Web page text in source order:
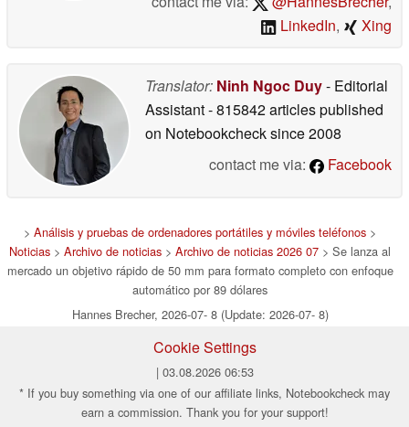
LinkedIn, Xing
Translator: Ninh Ngoc Duy- Editorial
Assistant- 815842 articles published
on Notebookchecksince 2008
contact me via:
Facebook
> Análisis y pruebas de ordenadores portátiles y móviles teléfonos >
Noticias > Archivo de noticias > Archivo de noticias 2026 07 > Se lanza al
mercado un objetivo rápido de 50 mm para formato completo con enfoque
automático por 89 dólares
Hannes Brecher, 2026-07- 8 (Update: 2026-07- 8)
Cookie Settings
| 03.08.2026 06:53
* If you buy something via one of our affiliate links, Notebookcheck may
earn a commission. Thank you for your support!